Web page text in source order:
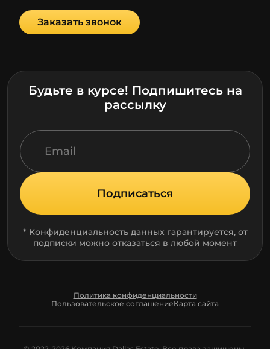
Заказать звонок
Будьте в курсе! Подпишитесь на
рассылку
Подписаться
* Конфиденциальность данных гарантируется, от
подписки можно отказаться в любой момент
Политика конфиденциальности
Пользовательское соглашениеКарта сайта